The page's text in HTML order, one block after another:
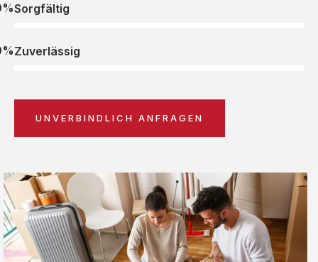
Sorgfältig
Zuverlässig
UNVERBINDLICH ANFRAGEN